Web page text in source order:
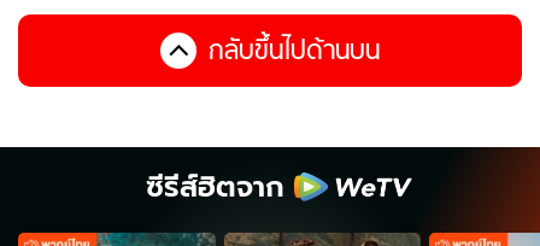
กลับขึ้นไปด้านบน
ซีรีส์ฮิตจาก